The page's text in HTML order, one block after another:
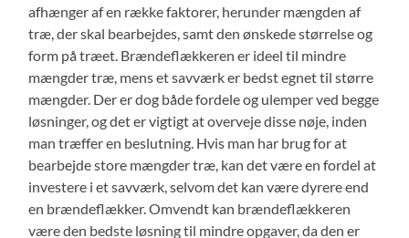
afhænger af en række faktorer, herunder mængden af
træ, der skal bearbejdes, samt den ønskede størrelse og
form på træet. Brændeflækkeren er ideel til mindre
mængder træ, mens et savværk er bedst egnet til større
mængder. Der er dog både fordele og ulemper ved begge
løsninger, og det er vigtigt at overveje disse nøje, inden
man træffer en beslutning. Hvis man har brug for at
bearbejde store mængder træ, kan det være en fordel at
investere i et savværk, selvom det kan være dyrere end
en brændeflækker. Omvendt kan brændeflækkeren
være den bedste løsning til mindre opgaver, da den er